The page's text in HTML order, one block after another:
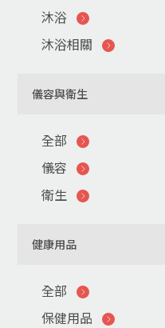
沐浴
沐浴相關
儀容與衛生
全部
儀容
衛生
健康用品
全部
保健用品